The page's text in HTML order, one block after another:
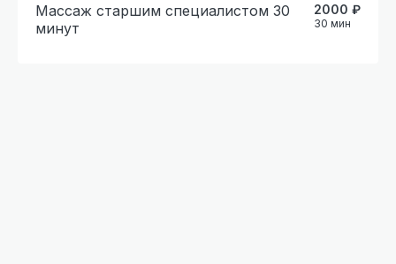
Массаж старшим специалистом 30
минут
30 мин
2000 ₽